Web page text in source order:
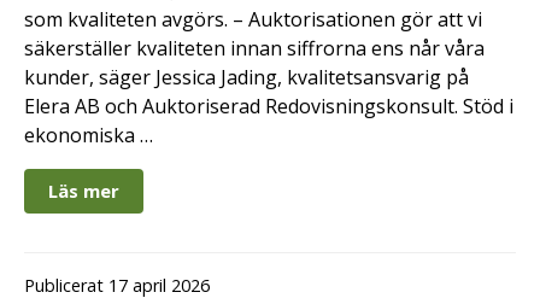
som kvaliteten avgörs. – Auktorisationen gör att vi
säkerställer kvaliteten innan siffrorna ens når våra
kunder, säger Jessica Jading, kvalitetsansvarig på
Elera AB och Auktoriserad Redovisningskonsult. Stöd i
ekonomiska …
Läs mer
Publicerat 17 april 2026